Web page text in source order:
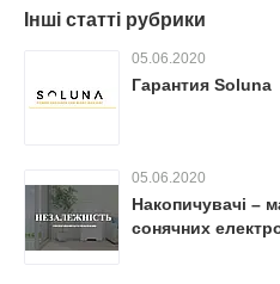
Інші статті рубрики
05.06.2020
Гарантия Soluna
05.06.2020
Накопичувачі –
сонячних